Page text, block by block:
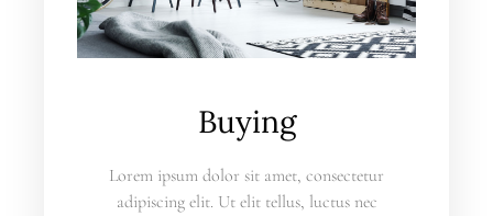
Buying
Lorem ipsum dolor sit amet, consectetur
adipiscing elit. Ut elit tellus, luctus nec